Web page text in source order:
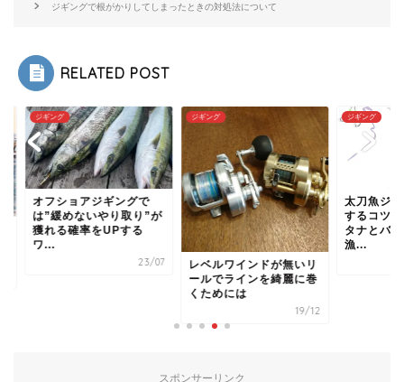
ジギングで根がかりしてしまったときの対処法について
RELATED POST
ショアジギングで
めないやり取り”が
る確率をUPする
ジギング
レベルワインドが無いリ
ールでラインを綺麗に巻
くためには
ジギング
太刀魚ジギングで数
するコツは？パター
タナとバラシ対策で
漁...
スポンサーリンク